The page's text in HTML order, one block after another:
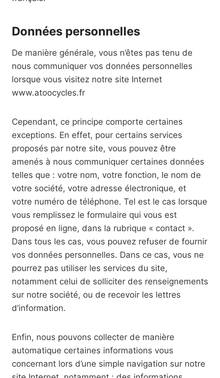
Données personnelles
De manière générale, vous n’êtes pas tenu de
nous communiquer vos données personnelles
lorsque vous visitez notre site Internet
www.atoocycles.fr
Cependant, ce principe comporte certaines
exceptions. En effet, pour certains services
proposés par notre site, vous pouvez être
amenés à nous communiquer certaines données
telles que : votre nom, votre fonction, le nom de
votre société, votre adresse électronique, et
votre numéro de téléphone. Tel est le cas lorsque
vous remplissez le formulaire qui vous est
proposé en ligne, dans la rubrique « contact ».
Dans tous les cas, vous pouvez refuser de fournir
vos données personnelles. Dans ce cas, vous ne
pourrez pas utiliser les services du site,
notamment celui de solliciter des renseignements
sur notre société, ou de recevoir les lettres
d’information.
Enfin, nous pouvons collecter de manière
automatique certaines informations vous
concernant lors d’une simple navigation sur notre